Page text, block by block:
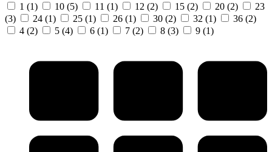
1 (1) 10 (5) 11 (1) 12 (2) 15 (2) 20 (2)
23
(3)
24 (1) 25 (1) 26 (1) 30 (2) 32 (1) 36 (2)
4 (2) 5 (4) 6 (1) 7 (2) 8 (3) 9 (1)